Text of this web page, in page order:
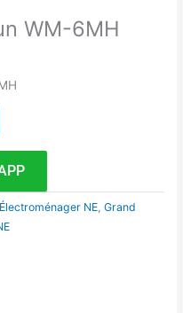
WM-6MH
Électroménager NE ,Grand